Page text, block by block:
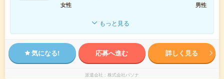
女性
男性
もっと見る
気になる! 応募へ進む 詳しく見る
派遣会社 株式会社パソナ